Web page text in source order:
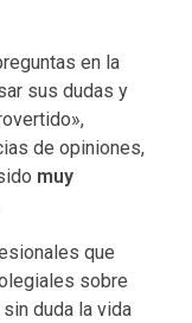
en la
sus dudas y
de opiniones,
muy
que
sobre
duda la vida